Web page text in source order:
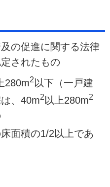
の促進に関する法律
されたもの
280m2以下（一戸建
、40m2 以上280m2
面積の1/2以上であ